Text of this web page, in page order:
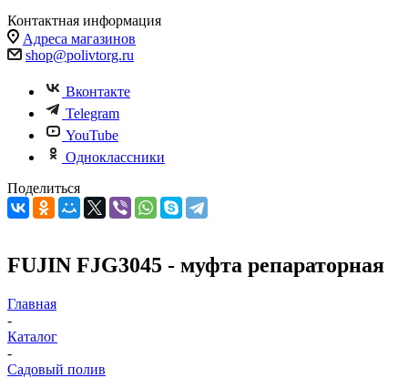
Контактная информация
Адреса магазинов
shop@polivtorg.ru
Вконтакте
Telegram
YouTube
Одноклассники
Поделиться
FUJIN FJG3045 - муфта репараторная
Главная
-
Каталог
-
Садовый полив